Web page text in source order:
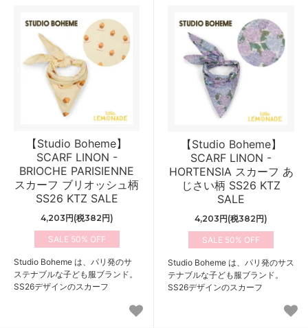
【Studio Boheme】
SCARF LINON -
BRIOCHE PARISIENNE
スカーフ ブリオッシュ柄
SS26 KTZ SALE
4,203円(税382円)
50%
Studio Boheme は、パリ発のサ
ステナブルな子ども服ブランド。
SS26デザインのスカーフ
【Studio Boheme】
SCARF LINON -
HORTENSIA スカーフ あ
じさい柄 SS26 KTZ
SALE
4,203円(税382円)
50%
Studio Boheme は、パリ発のサス
テナブルな子ども服ブランド。
SS26デザインのスカーフ